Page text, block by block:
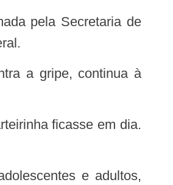
pela Secretaria de